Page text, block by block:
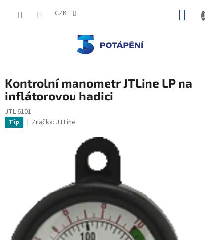
CZK
Kontrolní manometr JTLine LP na
inflátorovou hadici
JTL-6101
Tip Značka: JTLine